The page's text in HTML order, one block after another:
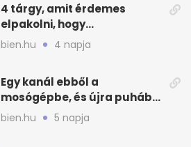
4 tárgy, amit érdemes
elpakolni, hogy
hűvösebbnek tűnjön a lakás
bien.hu 4 napja
Egy kanál ebből a
mosógépbe, és újra puhább
lesz a törölköző
bien.hu 5 napja